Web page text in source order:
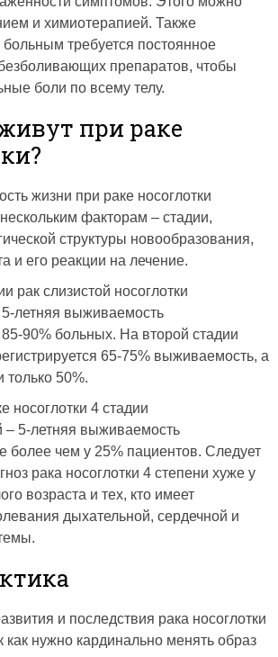
и химиотерапией. Также
требуется постоянное
препаратов, чтобы
боли по всему телу.
при раке
жизни при раке носоглотки
факторам – стадии,
структуры новообразования,
и его реакции на лечение.
рак слизистой носоглотки
летняя выживаемость
85-90% больных. На второй стадии
65-75% выживаемость, а
только 50%.
носоглотки 4 стадии
– 5-летняя выживаемость
более чем у 25% пациентов. Следует
рака носоглотки 4 степени хуже у
возраста и тех, кто имеет
дыхательной, сердечной и
и последствия рака носоглотки
как нужно кардинально менять образ